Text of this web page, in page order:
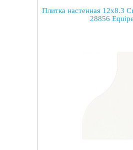
Плитка настенная 12x8.3
28856 Equipe